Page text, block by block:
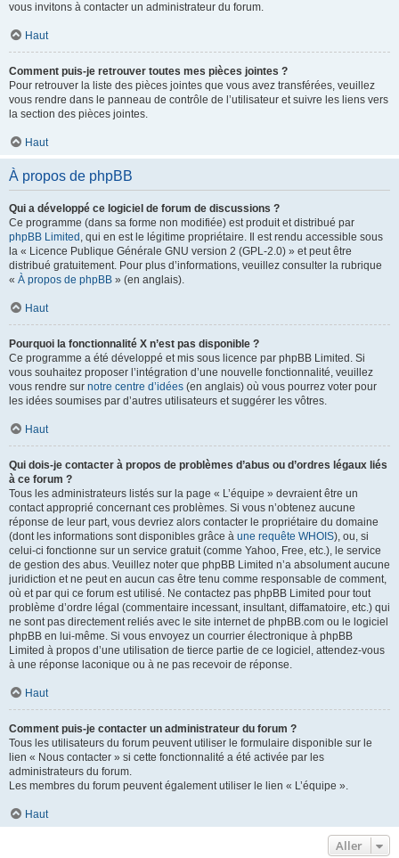
vous invitons à contacter un administrateur du forum.
Haut
Comment puis-je retrouver toutes mes pièces jointes ?
Pour retrouver la liste des pièces jointes que vous avez transférées, veuillez
vous rendre dans le panneau de contrôle de l’utilisateur et suivre les liens vers
la section des pièces jointes.
Haut
À propos de phpBB
Qui a développé ce logiciel de forum de discussions ?
Ce programme (dans sa forme non modifiée) est produit et distribué par
phpBB Limited , qui en est le légitime propriétaire. Il est rendu accessible sous
la « Licence Publique Générale GNU version 2 (GPL-2.0) » et peut être
distribué gratuitement. Pour plus d’informations, veuillez consulter la rubrique
« À propos de phpBB » (en anglais).
Haut
Pourquoi la fonctionnalité X n’est pas disponible ?
Ce programme a été développé et mis sous licence par phpBB Limited. Si
vous souhaitez proposer l’intégration d’une nouvelle fonctionnalité, veuillez
vous rendre sur notre centre d’idées (en anglais) où vous pourrez voter pour
les idées soumises par d’autres utilisateurs et suggérer les vôtres.
Haut
Qui dois-je contacter à propos de problèmes d’abus ou d’ordres légaux liés
à ce forum ?
Tous les administrateurs listés sur la page « L’équipe » devraient être un
contact approprié concernant ces problèmes. Si vous n’obtenez aucune
réponse de leur part, vous devriez alors contacter le propriétaire du domaine
(dont les informations sont disponibles grâce à une requête WHOIS), ou, si
celui-ci fonctionne sur un service gratuit (comme Yahoo, Free, etc.), le service
de gestion des abus. Veuillez noter que phpBB Limited n’a absolument aucune
juridiction et ne peut en aucun cas être tenu comme responsable de comment,
où et par qui ce forum est utilisé. Ne contactez pas phpBB Limited pour tout
problème d’ordre légal (commentaire incessant, insultant, diffamatoire, etc.) qui
ne sont pas directement reliés avec le site internet de phpBB.com ou le logiciel
phpBB en lui-même. Si vous envoyez un courrier électronique à phpBB
Limited à propos d’une utilisation de tierce partie de ce logiciel, attendez-vous
à une réponse laconique ou à ne pas recevoir de réponse.
Haut
Comment puis-je contacter un administrateur du forum ?
Tous les utilisateurs du forum peuvent utiliser le formulaire disponible sur le
lien « Nous contacter » si cette fonctionnalité a été activée par les
administrateurs du forum.
Les membres du forum peuvent également utiliser le lien « L’équipe ».
Haut
Aller